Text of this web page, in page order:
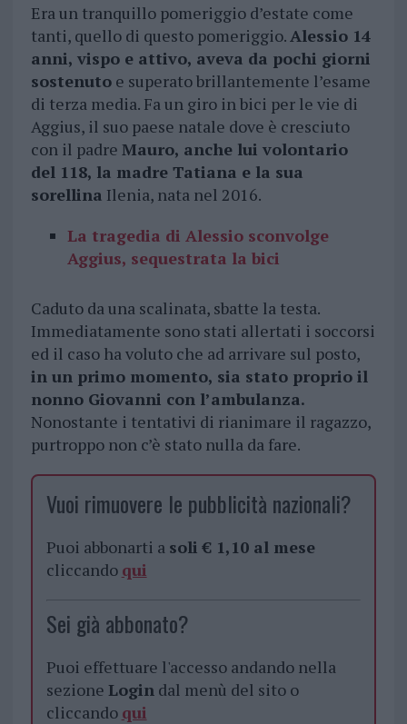
Era un tranquillo pomeriggio d’estate come
tanti, quello di questo pomeriggio. Alessio 14
anni, vispo e attivo, aveva da pochi giorni
sostenutoe superato brillantemente l’esame
di terza media. Fa un giro in bici per le vie di
Aggius, il suo paese natale dove è cresciuto
con il padre Mauro, anche lui volontario
del 118, la madre Tatiana e la sua
sorellina Ilenia, nata nel 2016.
La tragedia di Alessio sconvolge
Aggius, sequestrata la bici
Caduto da una scalinata, sbatte la testa.
Immediatamente sono stati allertati i soccorsi
ed il caso ha voluto che ad arrivare sul posto,
in un primo momento, sia stato proprio il
nonno Giovanni con l’ambulanza.
Nonostante i tentativi di rianimare il ragazzo,
purtroppo non c’è stato nulla da fare.
Vuoi rimuovere le pubblicità nazionali?
Puoi abbonarti a soli € 1,10 al mese
cliccando qui
Sei già abbonato?
Puoi effettuare l'accesso andando nella
sezione Login dal menù del sito o
cliccando qui